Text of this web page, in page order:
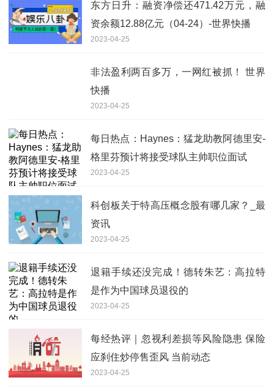
东方日升：融资净偿还471.42万元，融
资余额12.88亿元（04-24）-世界快播
2023-04-25
非法盈利两百多万，一网红被抓！ 世界
快播
2023-04-25
每日热点：Haynes：猛龙助教阿德里安-
格里芬预计将接受球队主帅职位面试
2023-04-25
科创板关于特高压概念股有哪几家？_最
资讯
2023-04-25
退籍手续还没完成！德转朱艺：高拉特
是作为中国球员退役的
2023-04-25
每经热评｜忽视利差损等风险隐患 保险
应刹住炒停售歪风 当前动态
2023-04-25